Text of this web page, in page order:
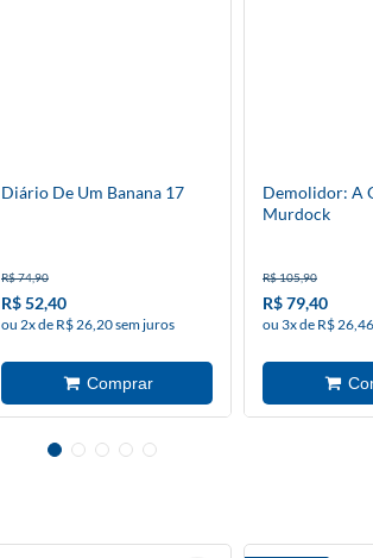
Diário De Um Banana 17
R$ 74,90
R$ 52,40
ou 2x de R$ 26,20 sem juros
Demolidor: A
Murdock
R$ 105,90
R$ 79,40
ou 3x de R$